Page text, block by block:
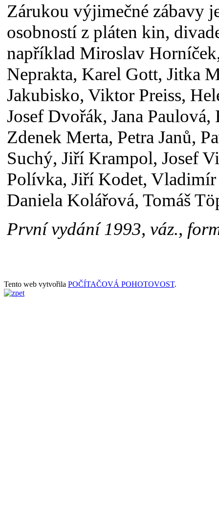
Zárukou výjimečné zábavy
osobností z pláten kin,
například Miroslav
Neprakta, Karel Gott, Jitka
Jakubisko, Viktor Preiss,
Josef Dvořák, Jana
Zdenek Merta, Petra Janů,
Suchý, Jiří Krampol, Josef
Polívka, Jiří Kodet,
Daniela Kolářová, Tomáš
První vydání 1993, váz.,
Tento web vytvořila POČÍTAČOVÁ POHOTOVOST.